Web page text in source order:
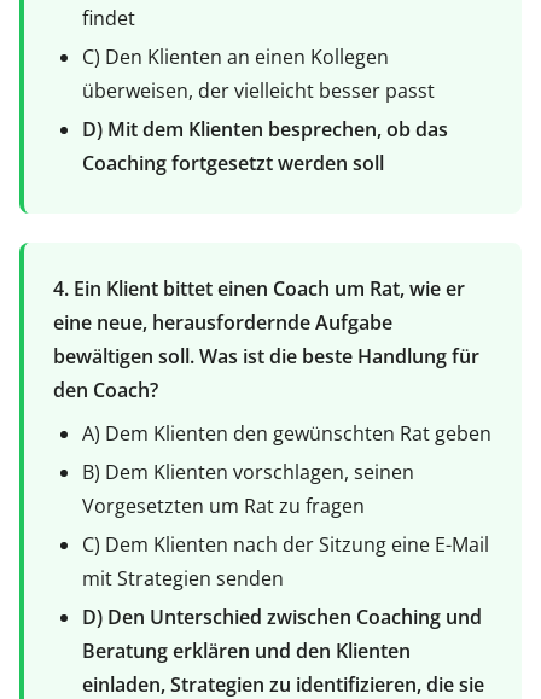
findet
C) Den Klienten an einen Kollegen
überweisen, der vielleicht besser passt
D) Mit dem Klienten besprechen, ob das
Coaching fortgesetzt werden soll
4. Ein Klient bittet einen Coach um Rat, wie er
eine neue, herausfordernde Aufgabe
bewältigen soll. Was ist die beste Handlung für
den Coach?
A) Dem Klienten den gewünschten Rat geben
B) Dem Klienten vorschlagen, seinen
Vorgesetzten um Rat zu fragen
C) Dem Klienten nach der Sitzung eine E-Mail
mit Strategien senden
D) Den Unterschied zwischen Coaching und
Beratung erklären und den Klienten
einladen, Strategien zu identifizieren, die sie